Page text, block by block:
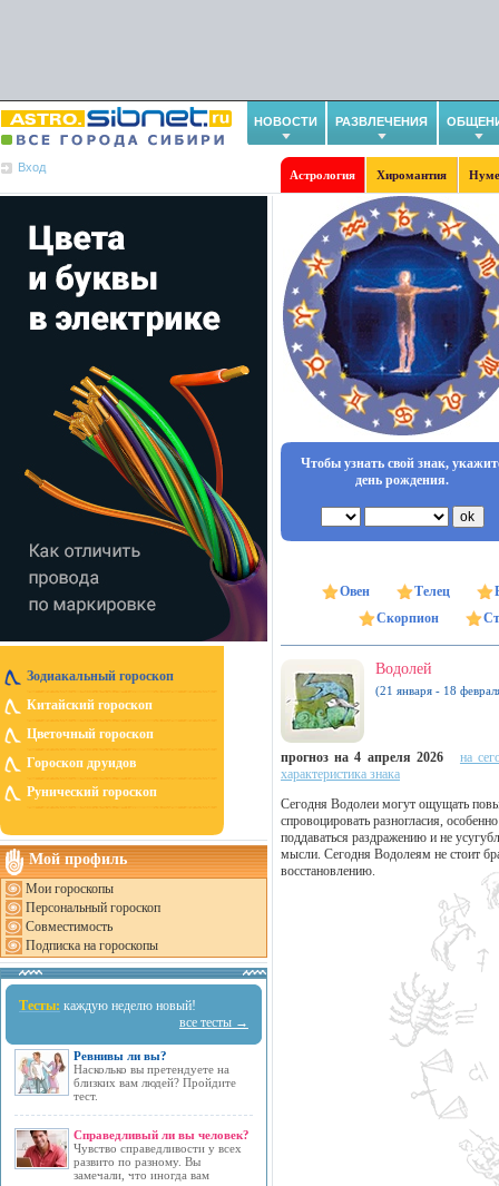
НОВОСТИ РАЗВЛЕЧЕНИЯ
Вход
Астрология Хиромантия
Зодиакальный гороскоп
Китайский гороскоп
Цветочный гороскоп
Гороскоп друидов
Рунический гороскоп
Мой профиль
Мои гороскопы
Персональный гороскоп
Совместимость
Подписка на гороскопы
Тесты: каждую неделю новый!
все тесты →
Ревнивы ли вы?
Насколько вы претендуете на
близких вам людей? Пройдите
тест.
Справедливый ли вы человек?
Чувство справедливости у всех
развито по разному. Вы
замечали, что иногда вам
Чтобы узнать свой знак,
день рождения.
Овен Телец
Скорпион
Водолей
(21 января - 18
прогноз на 4 апреля 2026
на
характеристика знака
Сегодня Водолеи могут ощущать
спровоцировать разногласия,
поддаваться раздражению и не
мысли. Сегодня Водолеям не стоит
восстановлению.